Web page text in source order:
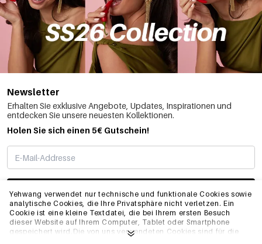
Yehwang verwendet nur technische und funktionale Cookies sowie
analytische Cookies, die Ihre Privatsphäre nicht verletzen. Ein
Cookie ist eine kleine Textdatei, die bei Ihrem ersten Besuch
dieser Website auf Ihrem Computer, Tablet oder Smartphone
gespeichert wird.Die von uns verwendeten Cookies sind für die
Newsletter
Erhalten Sie exklusive Angebote, Updates, Inspirationen und
entdecken Sie unsere neuesten Kollektionen.
Holen Sie sich einen 5€ Gutschein!
ABONNIEREN
INFO